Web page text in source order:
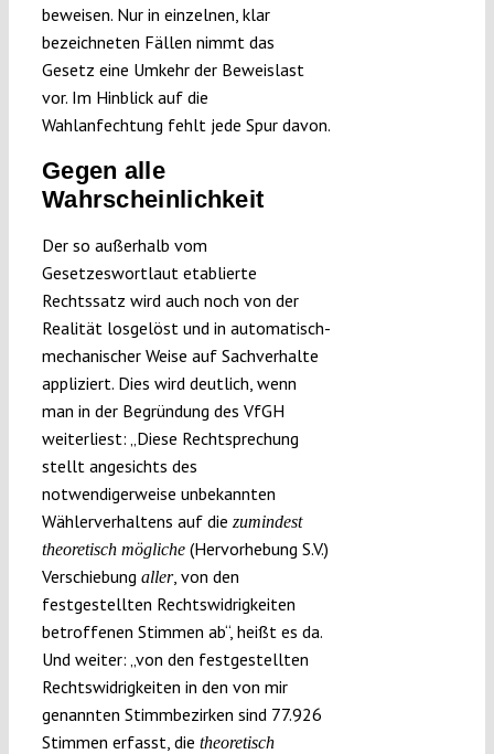
beweisen. Nur in einzelnen, klar
bezeichneten Fällen nimmt das
Gesetz eine Umkehr der Beweislast
vor. Im Hinblick auf die
Wahlanfechtung fehlt jede Spur davon.
Gegen alle
Wahrscheinlichkeit
Der so außerhalb vom
Gesetzeswortlaut etablierte
Rechtssatz wird auch noch von der
Realität losgelöst und in automatisch-
mechanischer Weise auf Sachverhalte
appliziert. Dies wird deutlich, wenn
man in der Begründung des VfGH
weiterliest: „Diese Rechtsprechung
stellt angesichts des
notwendigerweise unbekannten
Wählerverhaltens auf die zumindest
theoretisch mögliche(Hervorhebung S.V.)
Verschiebung aller, von den
festgestellten Rechtswidrigkeiten
betroffenen Stimmen ab“, heißt es da.
Und weiter: „von den festgestellten
Rechtswidrigkeiten in den von mir
genannten Stimmbezirken sind 77.926
Stimmen erfasst, die theoretisch